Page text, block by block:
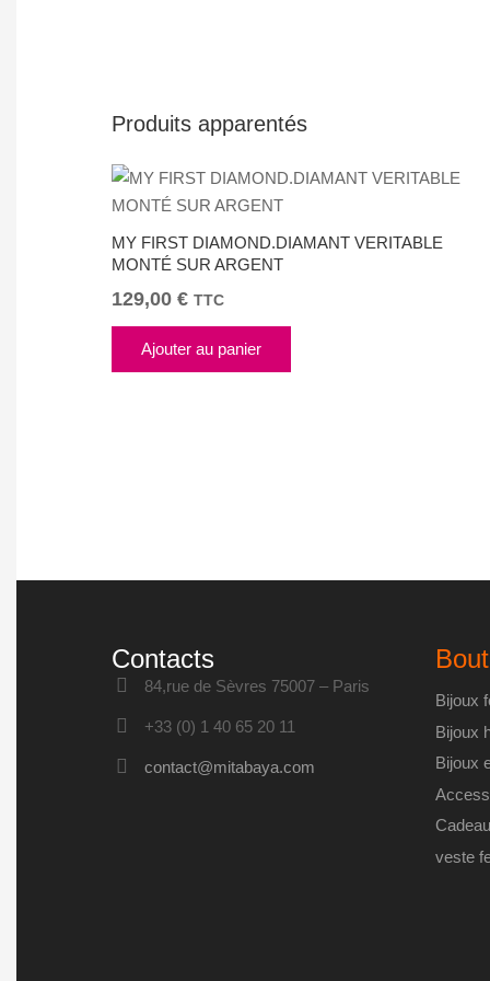
Produits apparentés
MY FIRST DIAMOND.DIAMANT VERITABLE
MONTÉ SUR ARGENT
129,00 € TTC
Ajouter au panier
Contacts
84,rue de Sèvres 75007 – Paris
+33 (0) 1 40 65 20 11
contact@mitabaya.com
Bijoux
Bijoux
Bijoux
veste